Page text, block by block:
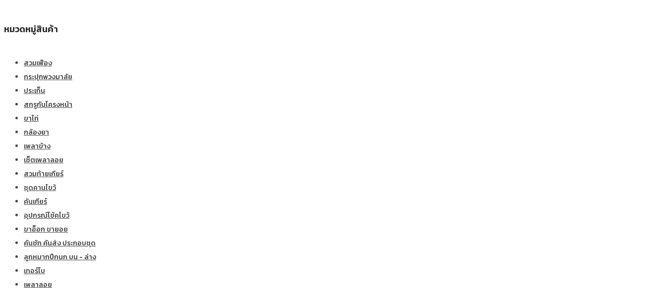
หมวดหมู่สินค้า
สวมเฟือง
กระปุกพวงมาลัย
ประเก็น
สกรูกันโครงหน้า
ขาไก่
กล้องยา
เพลาข้าง
เซ็ตเพลาลอย
สวมท้ายเกียร์
ชุดคานไขว้
คันเกียร์
อุปกรณ์โช้คไขว้
ขาอ็อก ขายอย
คันชัก คันส่ง ประกอบชุด
ลูกหมากปีกนก บน - ล่าง
เทอร์โบ
เพลาลอย